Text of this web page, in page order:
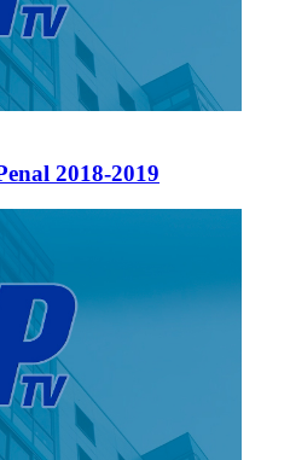
2018-2019